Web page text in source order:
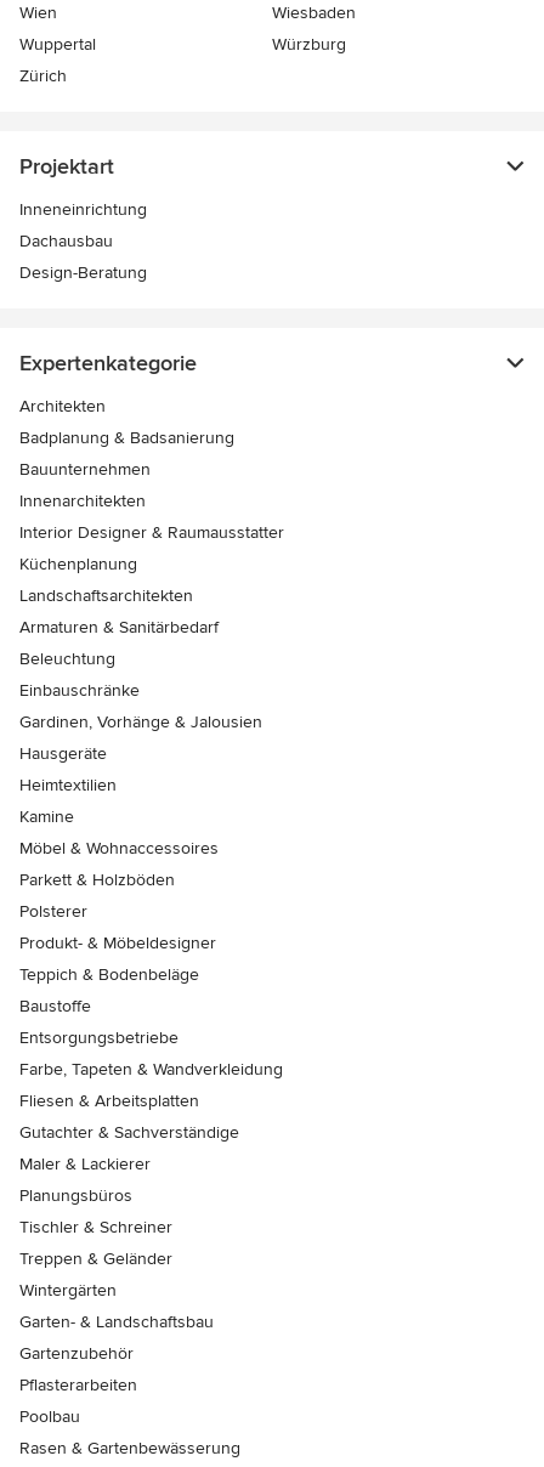
Wien
Wiesbaden
Wuppertal
Würzburg
Zürich
Projektart
Inneneinrichtung
Dachausbau
Design-Beratung
Expertenkategorie
Architekten
Badplanung & Badsanierung
Bauunternehmen
Innenarchitekten
Interior Designer & Raumausstatter
Küchenplanung
Landschaftsarchitekten
Armaturen & Sanitärbedarf
Beleuchtung
Einbauschränke
Gardinen, Vorhänge & Jalousien
Hausgeräte
Heimtextilien
Kamine
Möbel & Wohnaccessoires
Parkett & Holzböden
Polsterer
Produkt- & Möbeldesigner
Teppich & Bodenbeläge
Baustoffe
Entsorgungsbetriebe
Farbe, Tapeten & Wandverkleidung
Fliesen & Arbeitsplatten
Gutachter & Sachverständige
Maler & Lackierer
Planungsbüros
Tischler & Schreiner
Treppen & Geländer
Wintergärten
Garten- & Landschaftsbau
Gartenzubehör
Pflasterarbeiten
Poolbau
Rasen & Gartenbewässerung